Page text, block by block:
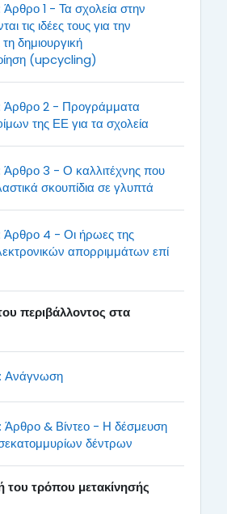
Άρθρο 1 - Τα σχολεία στην
τις ιδέες τους για την
δημιουργική
(upcycling)
Άρθρο 2 - Προγράμματα
της ΕΕ για τα σχολείαPage
Άρθρο 3 - Ο καλλιτέχνης που
σκουπίδια σε γλυπτάPage
Άρθρο 4 - Οι ήρωες της
απορριμμάτων επί
περιβάλλοντος στα
ΑνάγνωσηPage
Άρθρο & Βίντεο - Η δέσμευση
δέντρωνPage
τρόπου μετακίνησής